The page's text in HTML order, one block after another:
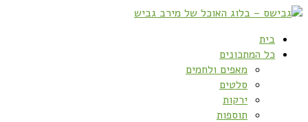
בית
כל המתכונים
מאפים ולחמים
סלטים
ירקות
תוספות